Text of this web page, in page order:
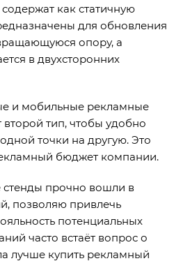
как статичную
для обновления
опору, а
в двухсторонних
и мобильные рекламные
тип, чтобы удобно
точки на другую. Это
бюджет компании.
прочно вошли в
позволяю привлечь
потенциальных
часто встаёт вопрос о
лучше купить рекламный